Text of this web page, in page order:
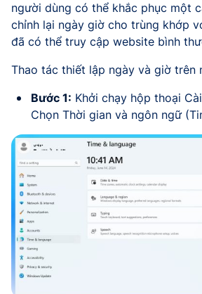
người dùng có thể khắc phục một
chỉnh lại ngày giờ cho trùng khớp
đã có thể truy cập website bình
Thao tác thiết lập ngày và giờ trên
Bước 1: Khởi chạy hộp thoại
Chọn Thời gian và ngôn ngữ